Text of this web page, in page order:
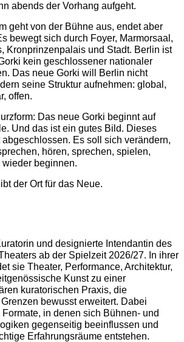
abends der Vorhang aufgeht.
geht von der Bühne aus, endet aber
bewegt sich durch Foyer, Marmorsaal,
Kronprinzenpalais und Stadt. Berlin ist
kein geschlossener nationaler
Das neue Gorki will Berlin nicht
seine Struktur aufnehmen: global,
offen.
Das neue Gorki beginnt auf
Und das ist ein gutes Bild. Dieses
abgeschlossen. Es soll sich verändern,
hören, sprechen, spielen,
beginnen.
der Ort für das Neue.
und designierte Intendantin des
ab der Spielzeit 2026/27. In ihrer
sie Theater, Performance, Architektur,
Kunst zu einer
kuratorischen Praxis, die
bewusst erweitert. Dabei
in denen sich Bühnen- und
gegenseitig beeinflussen und
Erfahrungsräume entstehen.